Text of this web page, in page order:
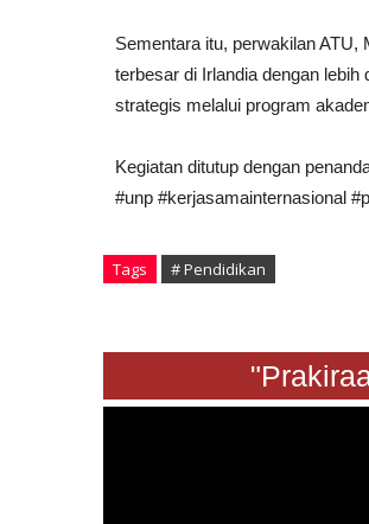
Sementara itu, perwakilan ATU,
terbesar di Irlandia dengan
strategis melalui program
Kegiatan ditutup dengan
#unp #kerjasamainternasional
Tags # Pendidikan
"Prakiraan